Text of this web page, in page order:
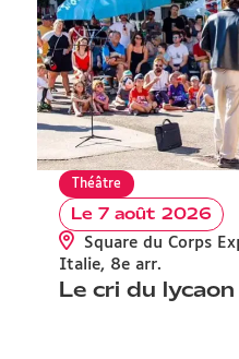
Théâtre
Le 7 août 2026
Square du Corps
Italie, 8e arr.
Le cri du lycaon